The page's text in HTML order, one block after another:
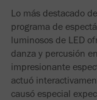
Lo más destacado
programa de
luminosos de LED
danza y percusión
impresionante
actuó
causó especial